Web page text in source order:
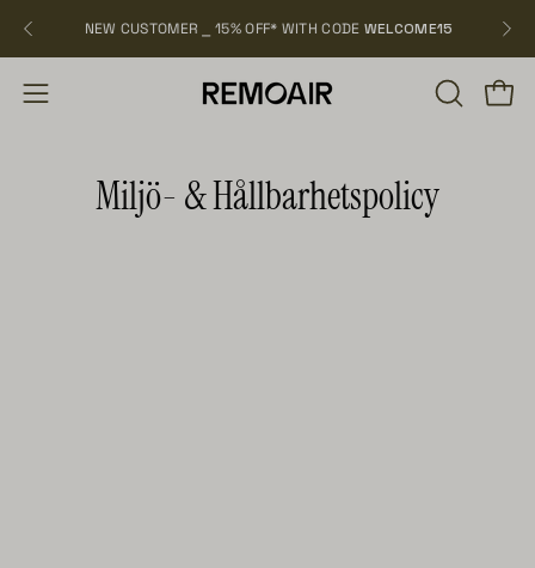
över
NEW CUSTOMER ⎯ 15% OFF* WITH CODE WELCOME15
Öppna
ÖPPNA
Miljö- & Hållbarhetspolicy